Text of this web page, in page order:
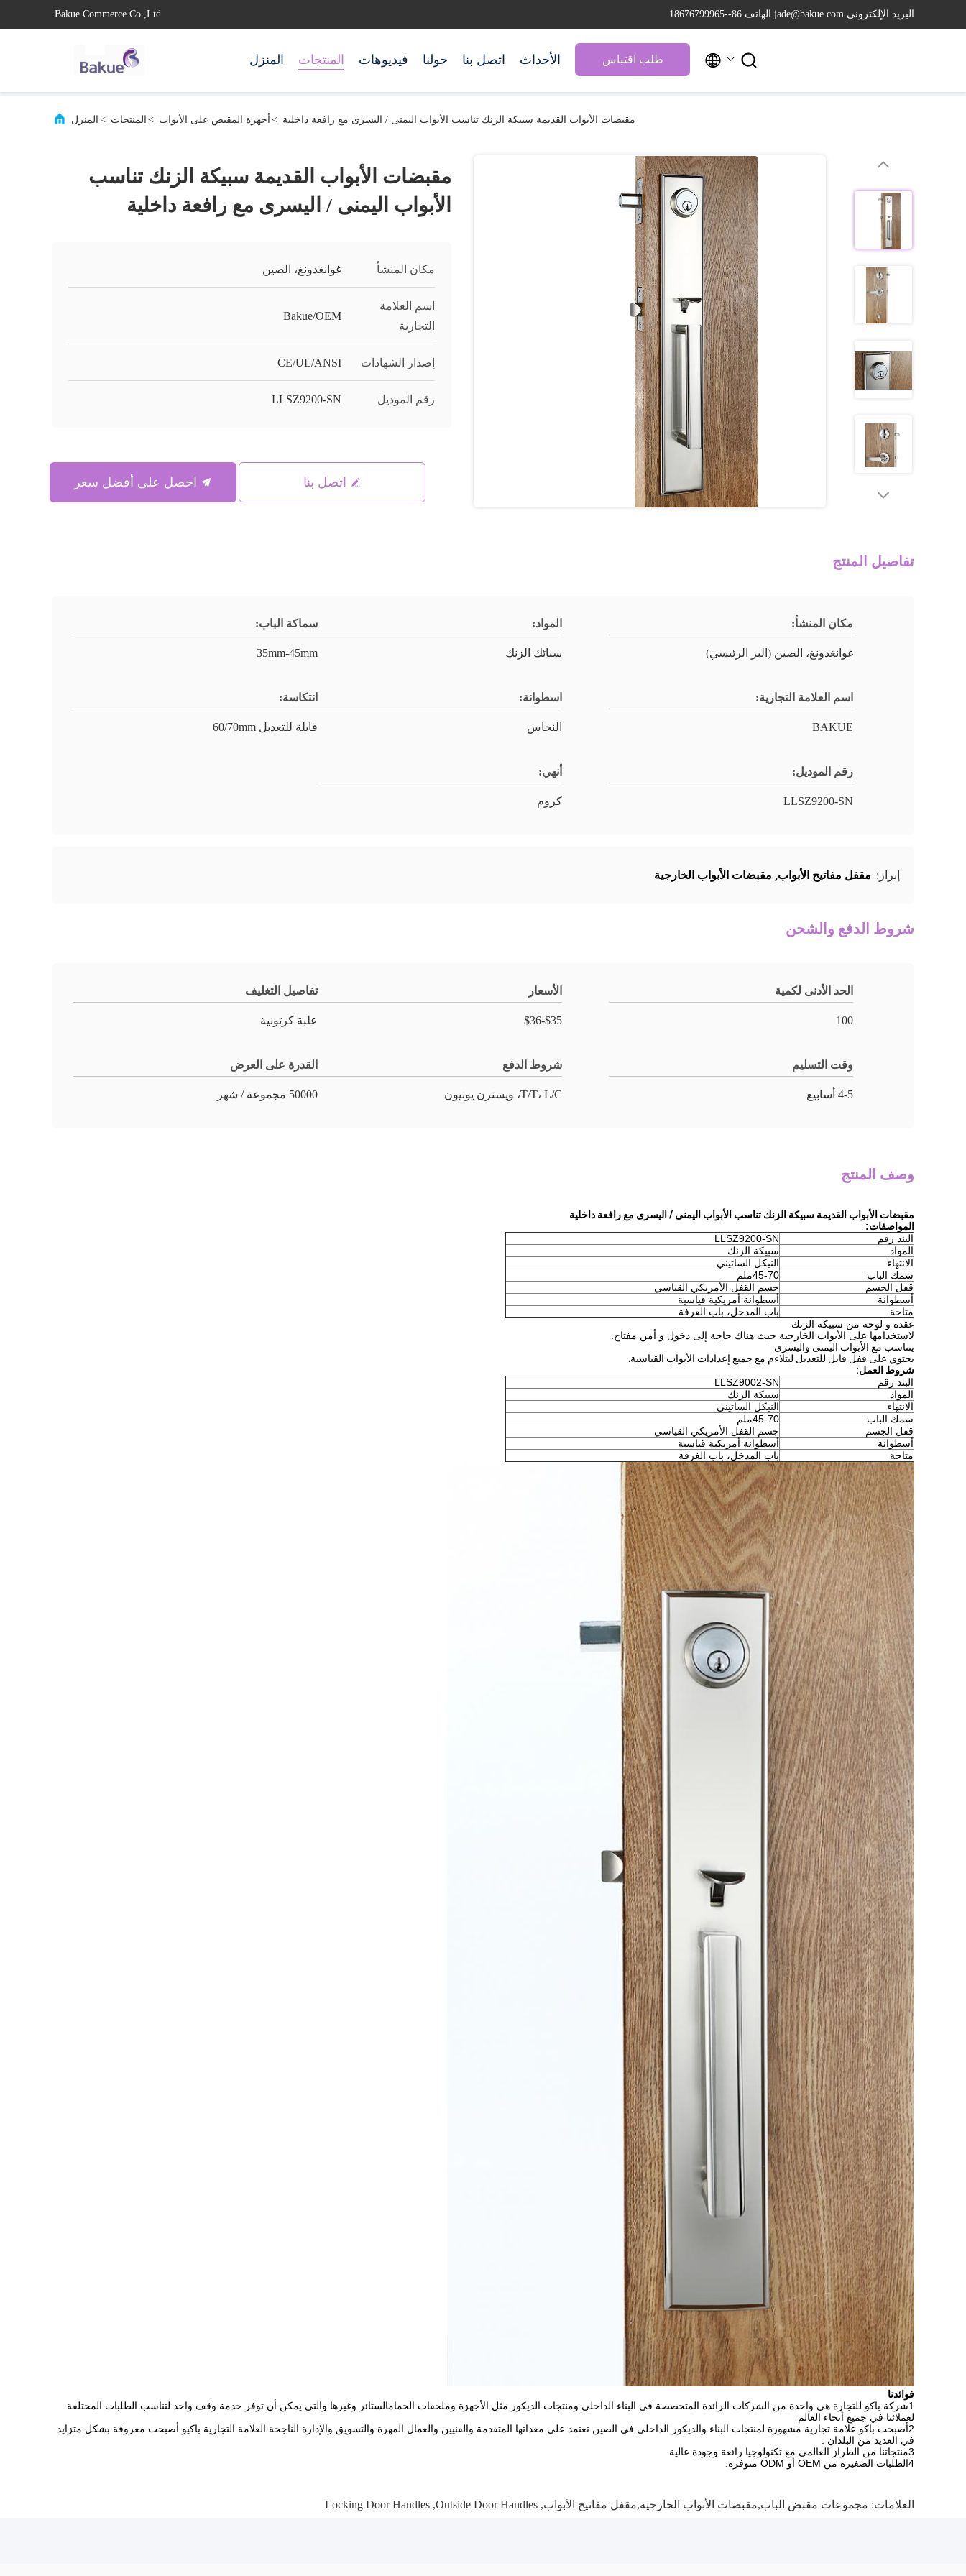
Bakue Commerce Co.,Ltd. البريد الإلكتروني jade@bakue.com الهاتف 86--18676799965
المنزل المنتجات فيديوهات حولنا اتصل بنا الأحداث طلب اقتباس  
المنزل > المنتجات > أجهزة المقبض على الأبواب > مقبضات الأبواب القديمة سبيكة الزنك تناسب الأبواب اليمنى / اليسرى مع رافعة داخلية
مقبضات الأبواب القديمة سبيكة الزنك تناسب
الأبواب اليمنى / اليسرى مع رافعة داخلية
مكان المنشأ غوانغدونغ، الصين
اسم العلامة
التجارية
Bakue/OEM
إصدار الشهادات CE/UL/ANSI
رقم الموديل LLSZ9200-SN
اتصل بنا
تفاصيل المنتج
مكان المنشأ:
غوانغدونغ، الصين (البر الرئيسي)
المواد:
سبائك الزنك
سماكة الباب:
35mm-45mm
اسم العلامة التجارية:
BAKUE
اسطوانة:
النحاس
انتكاسة:
قابلة للتعديل 60/70mm
رقم الموديل:
LLSZ9200-SN
أنهي:
كروم
إبراز: مقفل مفاتيح الأبواب, مقبضات الأبواب الخارجية
شروط الدفع والشحن
الحد الأدنى لكمية
100
الأسعار
$35-$36
تفاصيل التغليف
علبة كرتونية
وقت التسليم
4-5 أسابيع
شروط الدفع
T/T، L/C، ويسترن يونيون
القدرة على العرض
50000 مجموعة / شهر
وصف المنتج
مقبضات الأبواب القديمة سبيكة الزنك تناسب الأبواب اليمنى / اليسرى مع رافعة داخلية
المواصفات:
البند رقم
LLSZ9200-SN
المواد
سبيكة الزنك
الانتهاء
النيكل الساتيني
سمك الباب
45-70ملم
قفل الجسم
جسم القفل الأمريكي القياسي
أسطوانة
أسطوانة أمريكية قياسية
متاحة
باب المدخل، باب الغرفة
عقدة و لوحة من سبيكة الزنك
لاستخدامها على الأبواب الخارجية حيث هناك حاجة إلى دخول و أمن مفتاح.
يتناسب مع الأبواب اليمنى واليسرى
يحتوي على قفل قابل للتعديل ليتلاءم مع جميع إعدادات الأبواب القياسية.
شروط العمل:
البند رقم
LLSZ9002-SN
المواد
سبيكة الزنك
الانتهاء
النيكل الساتيني
سمك الباب
45-70ملم
قفل الجسم
جسم القفل الأمريكي القياسي
أسطوانة
أسطوانة أمريكية قياسية
متاحة
باب المدخل، باب الغرفة
فوائدنا
1شركة باكو للتجارة هي واحدة من الشركات الرائدة المتخصصة في البناء الداخلي ومنتجات الديكور مثل الأجهزة وملحقات الحمامالستائر وغيرها والتي يمكن أن توفر خدمة وقف واحد لتناسب الطلبات المختلفة
لعملائنا في جميع أنحاء العالم
2أصبحت باكو علامة تجارية مشهورة لمنتجات البناء والديكور الداخلي في الصين تعتمد على معداتها المتقدمة والفنيين والعمال المهرة والتسويق والإدارة الناجحة.العلامة التجارية باكيو أصبحت معروفة بشكل متزايد
في العديد من البلدان .
3منتجاتنا من الطراز العالمي مع تكنولوجيا رائعة وجودة عالية
4الطلبات الصغيرة من OEM أو ODM متوفرة.
العلامات: مجموعات مقبض الباب,مقبضات الأبواب الخارجية,مقفل مفاتيح الأبواب,
Outside Door Handles
,
Locking Door Handles